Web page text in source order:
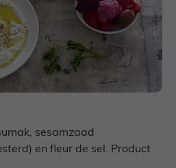
sesamzaad
en fleur de sel. Product